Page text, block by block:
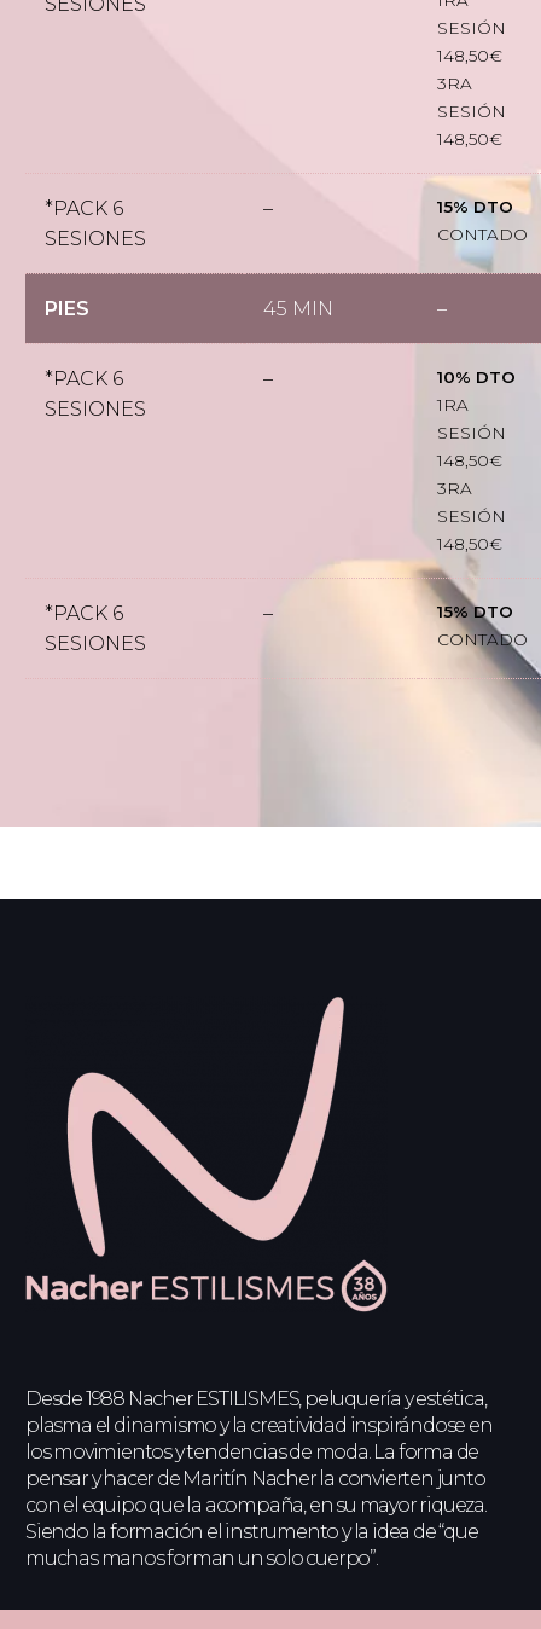
SESIÓN
148,50€
3RA
SESIÓN
148,50€
*PACK 6
SESIONES
–
15% DTO
CONTADO
PIES 45 MIN –
*PACK 6
SESIONES
–
10% DTO
1RA
SESIÓN
148,50€
3RA
SESIÓN
148,50€
*PACK 6
SESIONES
–
15% DTO
CONTADO
Desde 1988 Nacher ESTILISMES, peluquería y estética,
plasma el dinamismo y la creatividad inspirándose en
los movimientos y tendencias de moda. La forma de
pensar y hacer de Maritín Nacher la convierten junto
con el equipo que la acompaña, en su mayor riqueza.
Siendo la formación el instrumento y la idea de “que
muchas manos forman un solo cuerpo”.